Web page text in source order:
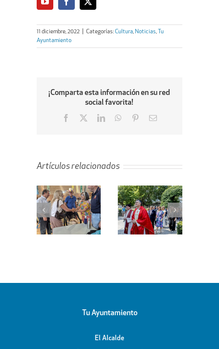
11 diciembre, 2022 Categorías:Cultura,Noticias, Tu
Ayuntamiento
¡Comparta esta información en su red
social favorita!
Facebook
LinkedInWhatsApp
PinterestEmail
Artículos relacionados
Villanueva de
la Cañada
celebra el Día
de Santiago
En marcha el
proyecto de
remodelación
de la calle
Tu Ayuntamiento
El Alcalde